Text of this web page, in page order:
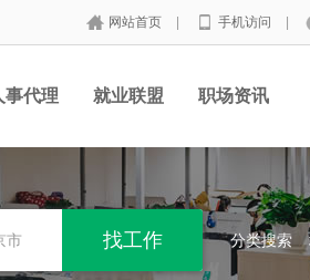
网站首页 手机访问
事代理 就业联盟 职场资讯
市 分类搜索